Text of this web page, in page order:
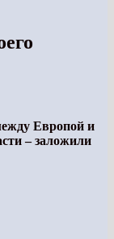
Европой и
– заложили